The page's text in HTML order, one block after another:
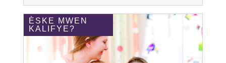
ÈSKE MWEN
KALIFYE?